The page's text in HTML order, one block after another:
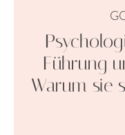
Führung
Warum sie